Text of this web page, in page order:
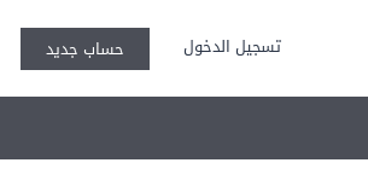
تسجيل الدخول حساب جديد